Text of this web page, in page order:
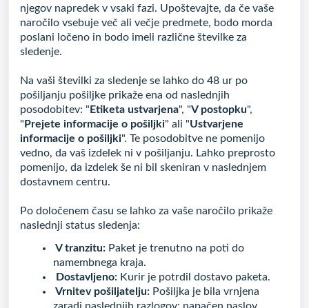
njegov napredek v vsaki fazi. Upoštevajte, da če vaše
naročilo vsebuje več ali večje predmete, bodo morda
poslani ločeno in bodo imeli različne številke za
sledenje.
Na vaši številki za sledenje se lahko do 48 ur po
pošiljanju pošiljke prikaže ena od naslednjih
posodobitev: " Etiketa ustvarjena", "V postopku",
" Prejete informacije o pošiljki" ali "Ustvarjene
informacije o pošiljki". Te posodobitve ne pomenijo
vedno, da vaš izdelek ni v pošiljanju. Lahko preprosto
pomenijo, da izdelek še ni bil skeniran v naslednjem
dostavnem centru.
Po določenem času se lahko za vaše naročilo prikaže
naslednji status sledenja:
V tranzitu: Paket je trenutno na poti do
namembnega kraja.
Dostavljeno: Kurir je potrdil dostavo paketa.
Vrnitev pošiljatelju: Pošiljka je bila vrnjena